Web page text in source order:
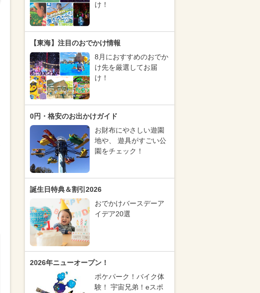
け！
【東海】注目のおでかけ情報
8月におすすめのおでか
け先を厳選してお届
け！
0円・格安のお出かけガイド
お財布にやさしい遊園
地や、 遊具がすごい公
園をチェック！
誕生日特典＆割引2026
おでかけバースデーア
イデア20選
2026年ニューオープン！
ポケパーク！バイク体
験！ 宇宙兄弟！eスポ